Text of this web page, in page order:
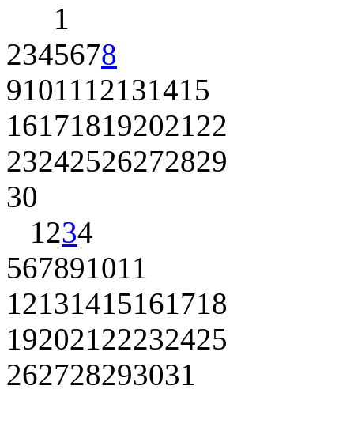
1
2345678
91011 12131415
161718192021 22
23242526272829
30
1 234
567891011
12131415161718
192021 22232425
262728293031